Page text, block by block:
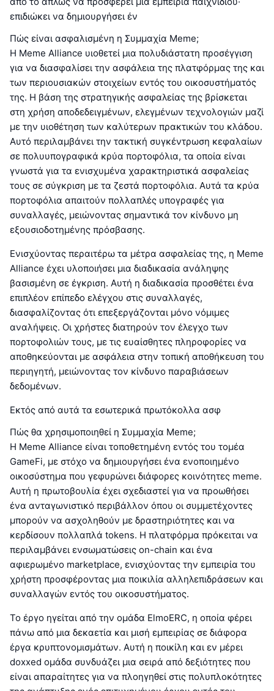
επιδιώκει να δημιουργήσει έν
Πώς είναι ασφαλισμένη η Συμμαχία Meme;
Η Meme Alliance υιοθετεί μια πολυδιάστατη προσέγγιση
για να διασφαλίσει την ασφάλεια της πλατφόρμας της και
των περιουσιακών στοιχείων εντός του οικοσυστήματός
της. Η βάση της στρατηγικής ασφαλείας της βρίσκεται
στη χρήση αποδεδειγμένων, ελεγμένων τεχνολογιών μαζί
με την υιοθέτηση των καλύτερων πρακτικών του κλάδου.
Αυτό περιλαμβάνει την τακτική συγκέντρωση κεφαλαίων
σε πολυυπογραφικά κρύα πορτοφόλια, τα οποία είναι
γνωστά για τα ενισχυμένα χαρακτηριστικά ασφαλείας
τους σε σύγκριση με τα ζεστά πορτοφόλια. Αυτά τα κρύα
πορτοφόλια απαιτούν πολλαπλές υπογραφές για
συναλλαγές, μειώνοντας σημαντικά τον κίνδυνο μη
εξουσιοδοτημένης πρόσβασης.
Ενισχύοντας περαιτέρω τα μέτρα ασφαλείας της, η Meme
Alliance έχει υλοποιήσει μια διαδικασία ανάληψης
βασισμένη σε έγκριση. Αυτή η διαδικασία προσθέτει ένα
επιπλέον επίπεδο ελέγχου στις συναλλαγές,
διασφαλίζοντας ότι επεξεργάζονται μόνο νόμιμες
αναλήψεις. Οι χρήστες διατηρούν τον έλεγχο των
πορτοφολιών τους, με τις ευαίσθητες πληροφορίες να
αποθηκεύονται με ασφάλεια στην τοπική αποθήκευση του
περιηγητή, μειώνοντας τον κίνδυνο παραβιάσεων
δεδομένων.
Εκτός από αυτά τα εσωτερικά πρωτόκολλα ασφ
Πώς θα χρησιμοποιηθεί η Συμμαχία Meme;
Η Meme Alliance είναι τοποθετημένη εντός του τομέα
GameFi, με στόχο να δημιουργήσει ένα ενοποιημένο
οικοσύστημα που γεφυρώνει διάφορες κοινότητες meme.
Αυτή η πρωτοβουλία έχει σχεδιαστεί για να προωθήσει
ένα ανταγωνιστικό περιβάλλον όπου οι συμμετέχοντες
μπορούν να ασχοληθούν με δραστηριότητες και να
κερδίσουν πολλαπλά tokens. Η πλατφόρμα πρόκειται να
περιλαμβάνει ενσωματώσεις on-chain και ένα
αφιερωμένο marketplace, ενισχύοντας την εμπειρία του
χρήστη προσφέροντας μια ποικιλία αλληλεπιδράσεων και
συναλλαγών εντός του οικοσυστήματος.
Το έργο ηγείται από την ομάδα ElmoERC, η οποία φέρει
πάνω από μια δεκαετία και μισή εμπειρίας σε διάφορα
έργα κρυπτονομισμάτων. Αυτή η ποικίλη και εν μέρει
doxxed ομάδα συνδυάζει μια σειρά από δεξιότητες που
είναι απαραίτητες για να πλοηγηθεί στις πολυπλοκότητες